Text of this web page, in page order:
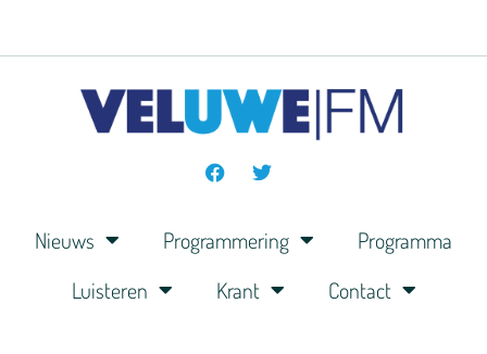
Nieuws Programmering
Programma
Luisteren
Krant Contact